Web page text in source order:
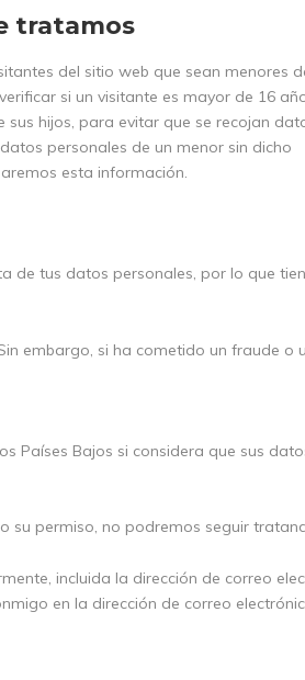
tratamos
del sitio web que sean menores
si un visitante es mayor de 16
hijos, para evitar que se recojan
personales de un menor sin dicho
esta información.
de tus datos personales, por lo que
embargo, si ha cometido un fraude o
Países Bajos si considera que sus
su permiso, no podremos seguir
incluida la dirección de correo
en la dirección de correo